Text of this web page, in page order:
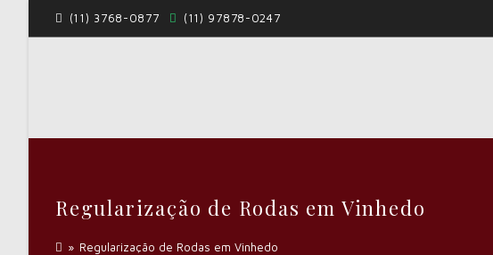
(11) 3768-0877 (11) 97878-0247
Regularização de Rodas em Vinhedo
» Regularização de Rodas em Vinhedo